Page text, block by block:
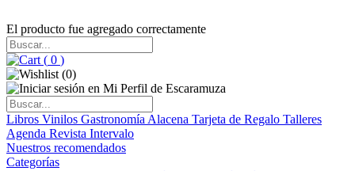
El producto fue agregado correctamente
( 0 )
(0)
Libros Vinilos Gastronomía Alacena Tarjeta de Regalo Talleres
Agenda Revista Intervalo
Nuestros recomendados
Categorías